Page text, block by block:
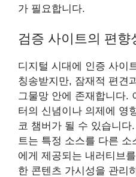
가 필요합니다.
검증 사이트의 편향
디지털 시대에 인증 사이
칭송받지만, 잠재적 편견
그물망 안에 존재합니다.
터의 신념이나 의제에 영
코 챔버가 될 수 있습니다
트는 특정 소스를 다른
에게 제공되는 내러티브
한 콘텐츠 가시성을 관리